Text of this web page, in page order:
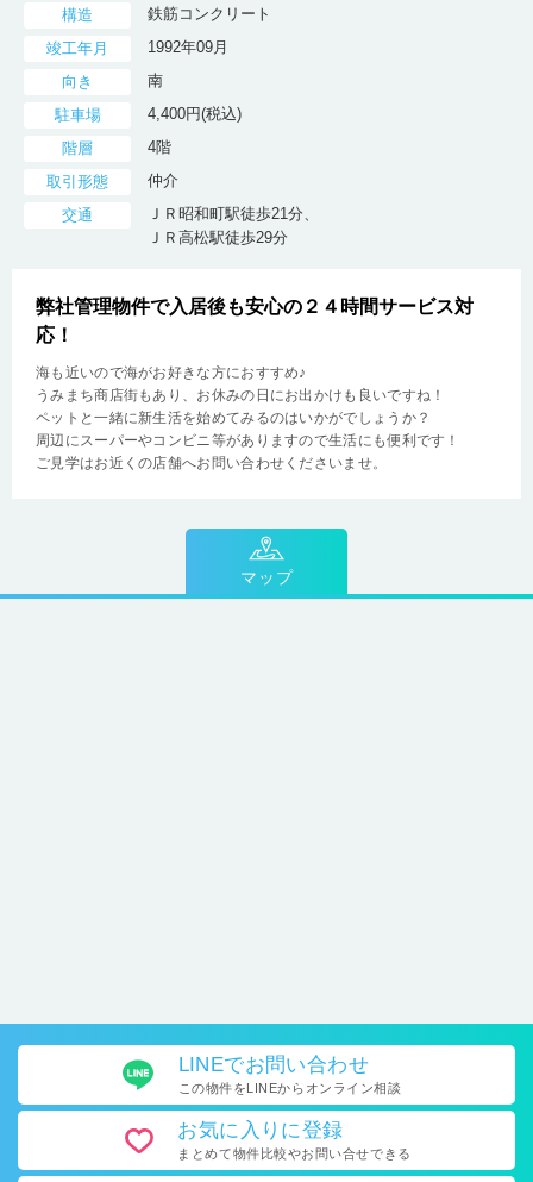
構造
鉄筋コンクリート
竣工年月
1992年09月
向き
南
駐車場
4,400円(税込)
階層
4階
取引形態
仲介
交通
ＪＲ昭和町駅徒歩21分、
ＪＲ高松駅徒歩29分
弊社管理物件で入居後も安心の２４時間サービス対
応！
海も近いので海がお好きな方におすすめ♪
うみまち商店街もあり、お休みの日にお出かけも良いですね！
ペットと一緒に新生活を始めてみるのはいかがでしょうか？
周辺にスーパーやコンビニ等がありますので生活にも便利です！
ご見学はお近くの店舗へお問い合わせくださいませ。
マップ
LINEでお問い合わせ
この物件をLINEから オンライン相談
お気に入り に登録
まとめて物件比較やお問い合せできる